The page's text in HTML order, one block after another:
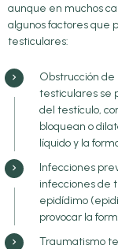
aunque en muchos
algunos factores que
testiculares:
Obstrucción de
testiculares se
del testículo,
bloquean o
líquido y la
Infecciones
infecciones de
epidídimo
provocar la
Traumatismo